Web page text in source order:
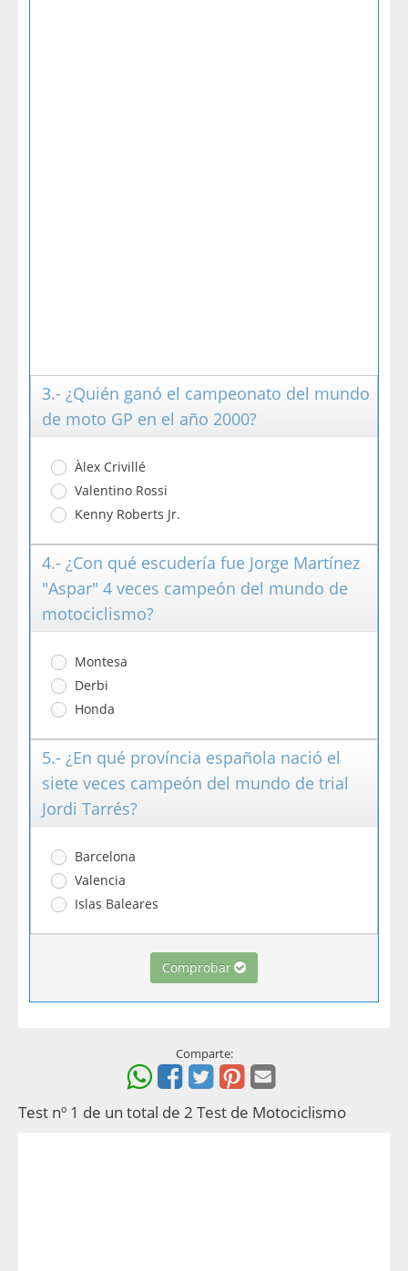
3.- ¿Quién ganó el campeonato del mundo
de moto GP en el año 2000?
Àlex Crivillé
Valentino Rossi
Kenny Roberts Jr.
4.- ¿Con qué escudería fue Jorge Martínez
"Aspar" 4 veces campeón del mundo de
motociclismo?
Montesa
Derbi
Honda
5.- ¿En qué província española nació el
siete veces campeón del mundo de trial
Jordi Tarrés?
Barcelona
Valencia
Islas Baleares
Comprobar
Comparte:
Test nº 1 de un total de 2 Test de Motociclismo